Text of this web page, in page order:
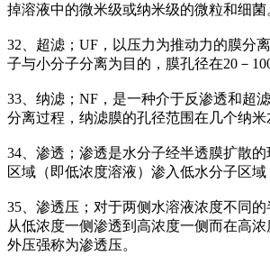
掉溶液中的微米级或纳米级的微粒和细菌
32、超滤；UF，以压力为推动力的膜分
子与小分子分离为目的，膜孔径在20－
33、纳滤；NF，是一种介于反渗透和超
分离过程，纳滤膜的孔径范围在几个纳米
34、渗透；渗透是水分子经半透膜扩散
区域（即低浓度溶液）渗入低水分子区域
35、渗透压；对于两侧水溶液浓度不同
从低浓度一侧渗透到高浓度一侧而在高
外压强称为渗透压。